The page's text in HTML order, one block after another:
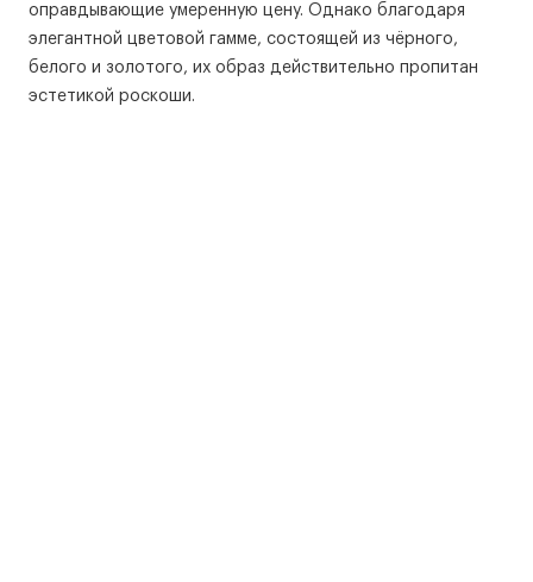
оправдывающие умеренную цену. Однако благодаря
элегантной цветовой гамме, состоящей из чёрного,
белого и золотого, их образ действительно пропитан
эстетикой роскоши.